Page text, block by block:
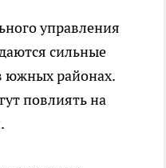
управления
сильные
южных районах.
повлиять на